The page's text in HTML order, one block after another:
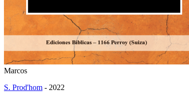
Marcos
S. Prod'hom - 2022